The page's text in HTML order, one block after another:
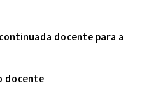
docente para a
docente